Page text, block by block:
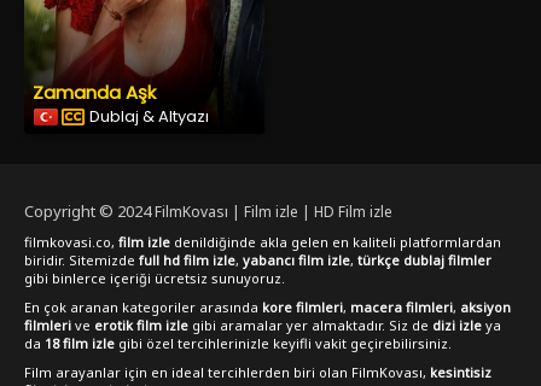
Zamanda Aşk
Dublaj & Altyazı
Copyright © 2024FilmKovası | Film izle | HD Film izle
filmkovasi.co, film izle denildiğinde akla gelen en kaliteli platformlardan
biridir. Sitemizde full hd film izle, yabancı film izle, türkçe dublaj filmler
gibi binlerce içeriği ücretsiz sunuyoruz.
En çok aranan kategoriler arasında kore filmleri, macera filmleri, aksiyon
filmleri ve erotik film izle gibi aramalar yer almaktadır. Siz de dizi izle ya
da 18 film izle gibi özel tercihlerinizle keyifli vakit geçirebilirsiniz.
Film arayanlar için en ideal tercihlerden biri olan FilmKovası, kesintisiz